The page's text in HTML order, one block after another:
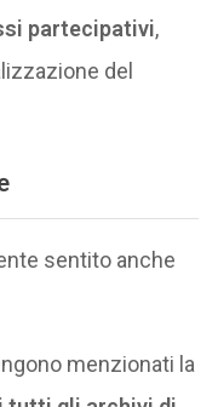
partecipativi,
del
sentito anche
menzionati la